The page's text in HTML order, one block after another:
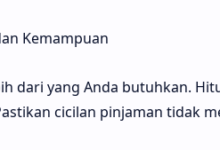
Kemampuan
dari yang Anda butuhkan.
cicilan pinjaman tidak